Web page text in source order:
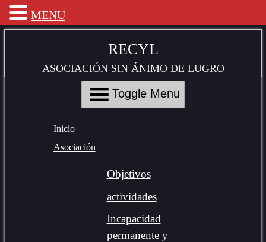
Content
RECYL
ASOCIACIÓN SIN ÁNIMO DE LUGRO
Toggle Menu
Inicio
Asociación
Objetivos
actividades
Incapacidad
permanente y
MENU